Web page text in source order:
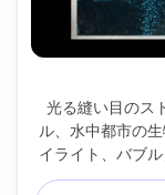
光る縫い目のス
ル、水中都市の
イライト、バブ
ラフィ（「